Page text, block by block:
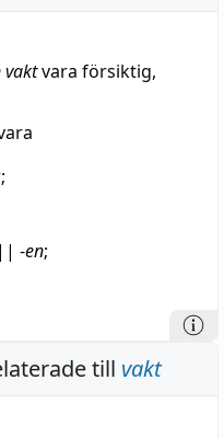
vaktvara försiktig,
|| -en;
till vakt